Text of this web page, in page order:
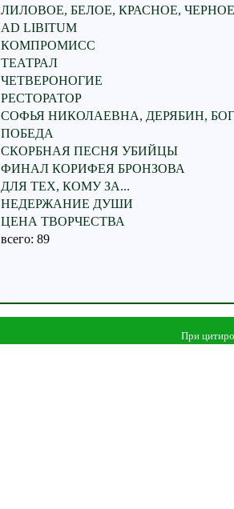
ЛИЛОВОЕ, БЕЛОЕ, КРАСНОЕ, ЧЕРНОЕ
AD LIBITUM
КОМПРОМИСС
ТЕАТРАЛ
ЧЕТВЕРОНОГИЕ
РЕСТОРАТОР
СОФЬЯ НИКОЛАЕВНА, ДЕРЯБИН, БОГ
ПОБЕДА
СКОРБНАЯ ПЕСНЯ УБИЙЦЫ
ФИНАЛ КОРИФЕЯ БРОНЗОВА
ДЛЯ ТЕХ, КОМУ ЗА...
НЕДЕРЖАНИЕ ДУШИ
ЦЕНА ТВОРЧЕСТВА
всего: 89
При